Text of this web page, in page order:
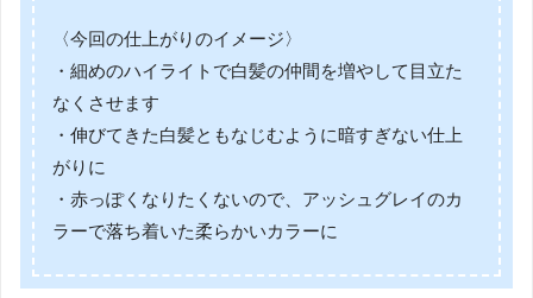
〈今回の仕上がりのイメージ〉
・細めのハイライトで白髪の仲間を増やして目立た
なくさせます
・伸びてきた白髪ともなじむように暗すぎない仕上
がりに
・赤っぽくなりたくないので、アッシュグレイのカ
ラーで落ち着いた柔らかいカラーに